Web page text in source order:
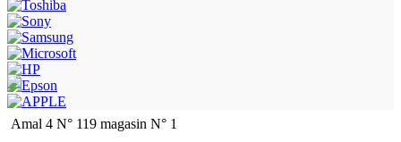
Amal 4 N° 119 magasin N° 1